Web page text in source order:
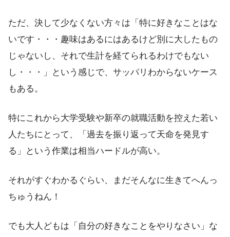
ただ、決して少なくない方々は「特に好きなことはな
いです・・・趣味はあるにはあるけど別に大したもの
じゃないし、それで生計を経てられるわけでもない
し・・・」という感じで、サッパリわからないケース
もある。
特にこれから大学受験や新卒の就職活動を控えた若い
人たちにとって、「過去を振り返って天命を発見す
る」という作業は相当ハードルが高い。
それがすぐわかるぐらい、まだそんなに生きてへんっ
ちゅうねん！
でも大人どもは「自分の好きなことをやりなさい」な